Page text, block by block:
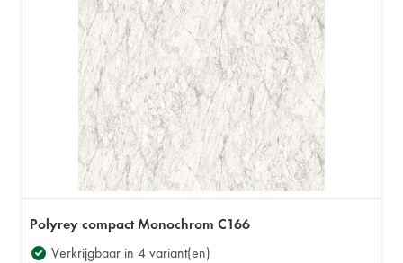
Polyrey compact Monochrom C166
Verkrijgbaar in 4 variant(en)